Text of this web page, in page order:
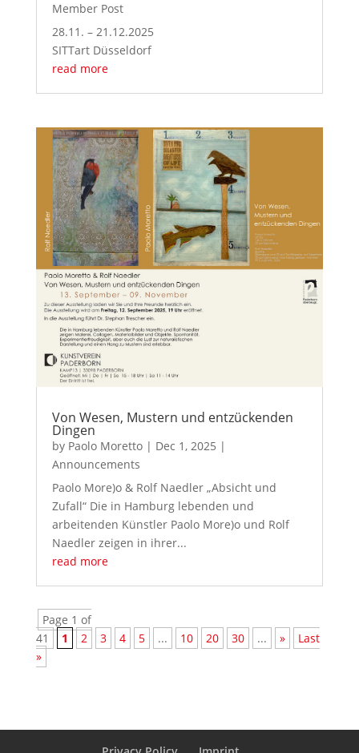
Member Post
28.11. – 21.12.2025
SITTart Düsseldorf
read more
Von Wesen, Mustern und entzückenden
Dingen
by Paolo Moretto| Dec 1, 2025 |
Announcements
Paolo More)o & Rolf Naedler „Absicht und
Zufall“ Die in Hamburg lebenden und
arbeitenden Künstler Paolo More)o und Rolf
Naedler zeigen in ihrer...
read more
Page 1 of
41
1 2 3 4 5 ... 10 20 30 ... »
Last
»